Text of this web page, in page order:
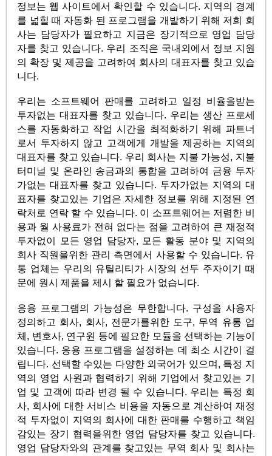
정보는 웹 사이트에서 확인할 수 있습니다. 지역의 경계
를 넓힐 때 자동화 된 프로그램을 개발하기 위해 저희 회
사는 담당자가 필요하고 지금은 장기적으로 영업 담당
자를 찾고 있습니다. 우리 조직은 국내외에서 정보 지원
의 확장 및 제공을 고려하여 회사의 대표자를 찾고 있습
니다.
우리는 소프트웨어 판매를 고려하고 일정 비율을받는
투자없는 대표자를 찾고 있습니다. 우리는 생산 프로세
스를 자동화하고 작업 시간을 최적화하기 위해 파트너
로서 투자하지 않고 고객에게 개발을 제공하는 지역의
대표자를 찾고 있습니다. 우리 회사는 지불 가능성, 지불
터미널 및 온라인 송금과의 통합을 고려하여 금융 투자
가없는 대표자를 찾고 있습니다. 투자가없는 지역의 대
표자를 찾고있는 기업은 자세한 정보를 위해 지정된 연
락처로 연락 할 수 있습니다. 이 소프트웨어는 저렴한 비
용과 월 사용료가 전혀 없다는 점을 고려하여 큰 재정적
투자없이 모든 영업 담당자, 모든 활동 분야 및 지역의
회사 직원을위한 관리 측면에서 사용할 수 있습니다. 유
통 업체는 우리의 유틸리티가 시장의 선두 주자이기 때
문에 원시 제품을 제시 할 필요가 없습니다.
응용 프로그램의 가능성은 무한합니다. 구성을 사용자
정의하고 회사, 회사, 전문가를위한 도구, 무역 유통 업
체, 변호사, 연구원 등에 필요한 모듈을 선택하는 기능이
있습니다. 응용 프로그램을 설정하는 데 최소 시간이 걸
립니다. 선택할 수있는 다양한 외국어가 있으며, 특정 지
역의 영업 사원과 협력하기 위해 기업에서 찾고있는 기
업 및 고객에 따라 변경 될 수 있습니다. 우리는 특정 회
사, 회사에 대한 서비스 비용을 자동으로 계산하여 재정
적 투자없이 지역의 회사에 대한 판매를 수행하고 책임
감있는 장기 협력을위한 영업 담당자를 찾고 있습니다.
영업 담당자와의 관계를 찾고있는 무역 회사 및 회사는